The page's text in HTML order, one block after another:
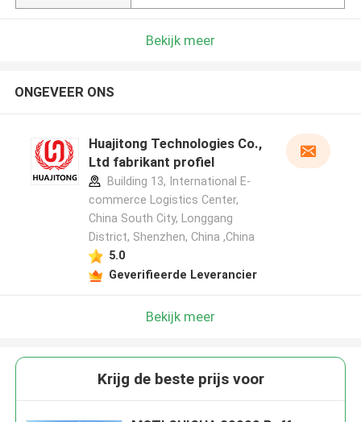
Bekijk meer
ONGEVEER ONS
Huajitong Technologies Co.,
Ltd fabrikant profiel
Building 13, International E-
commerce Logistics Center,
China South City, Longgang
District, Shenzhen, China ,China
5.0
Geverifieerde Leverancier
Bekijk meer
Krijg de beste prijs voor